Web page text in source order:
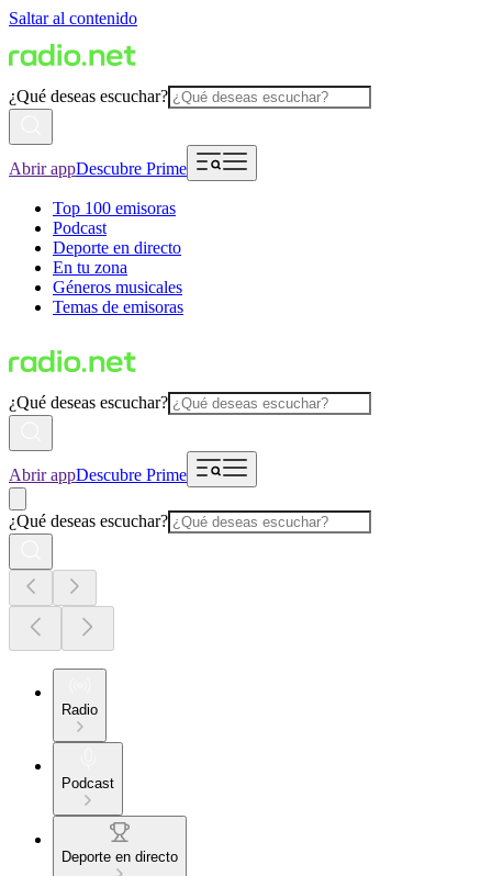
Saltar al contenido
¿Qué deseas escuchar?
Abrir appDescubre Prime
Top 100 emisoras
Podcast
Deporte en directo
En tu zona
Géneros musicales
Temas de emisoras
¿Qué deseas escuchar?
Abrir appDescubre Prime
¿Qué deseas escuchar?
Radio
Podcast
Deporte en directo